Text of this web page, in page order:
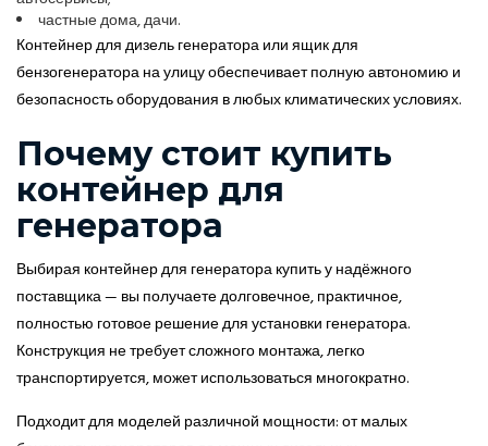
частные дома, дачи.
Контейнер для дизель генератора или ящик для
бензогенератора на улицу обеспечивает полную автономию и
безопасность оборудования в любых климатических условиях.
Почему стоит купить
контейнер для
генератора
Выбирая контейнер для генератора купить у надёжного
поставщика — вы получаете долговечное, практичное,
полностью готовое решение для установки генератора.
Конструкция не требует сложного монтажа, легко
транспортируется, может использоваться многократно.
Подходит для моделей различной мощности: от малых